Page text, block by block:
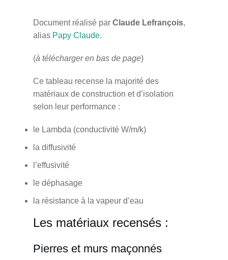
Document réalisé par Claude Lefrançois,
alias Papy Claude.
(à télécharger en bas de page)
Ce tableau recense la majorité des
matériaux de construction et d’isolation
selon leur performance :
le Lambda (conductivité W/m/k)
la diffusivité
l’effusivité
le déphasage
la résistance à la vapeur d’eau
Les matériaux recensés :
Pierres et murs maçonnés